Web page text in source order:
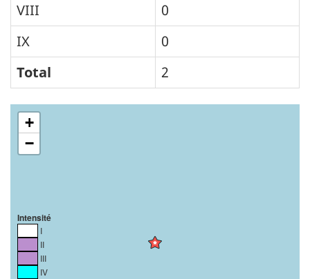
VIII
0
IX
0
Total
2
+
−
Intensité
I
II
III
IV